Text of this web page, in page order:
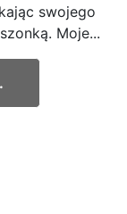
swojego
Moje...